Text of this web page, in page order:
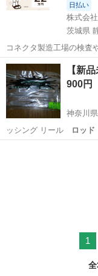
日払い
株式会
茨城県
コネクタ製造工場の検査
日128日★クリーンルー
★就業先食堂利用可！日払
工場のお仕事 ◇コネクタ
茨城 常陸大宮市
【新
900円
神奈川
ッシング リール
ロッド
ッドリール ジグ プ…
1